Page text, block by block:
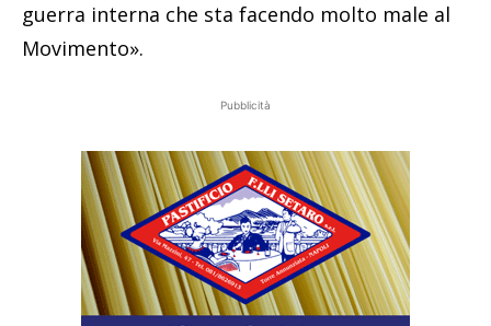
guerra interna che sta facendo molto male al
Movimento».
Pubblicità